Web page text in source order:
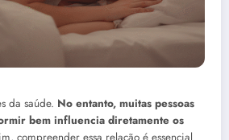
da saúde. No entanto, muitas pessoas
bem influencia diretamente os